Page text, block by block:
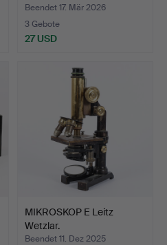
Beendet 17. Mär 2026
3 Gebote
27 USD
MIKROSKOP E Leitz
Wetzlar.
Beendet 11. Dez 2025